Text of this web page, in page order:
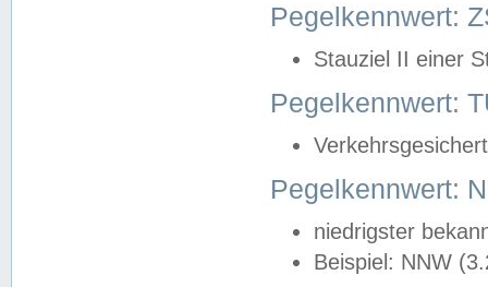
Pegelkennwert:
Stauziel II einer
Pegelkennwert:
Pegelkennwert:
niedrigster
Beispiel: NNW